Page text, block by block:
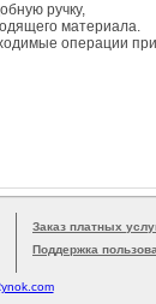
ручку,
материала.
операции при
Заказ платных
Поддержка